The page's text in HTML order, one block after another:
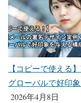
【コピーで使える
グローバルで好印
2026年4月8日